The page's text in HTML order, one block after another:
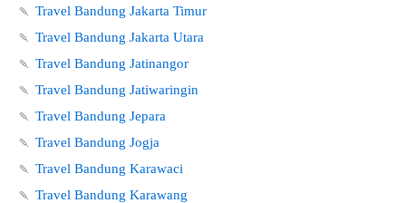
🍡 Travel Bandung Jakarta Timur
🍡 Travel Bandung Jakarta Utara
🍡 Travel Bandung Jatinangor
🍡 Travel Bandung Jatiwaringin
🍡 Travel Bandung Jepara
🍡 Travel Bandung Jogja
🍡 Travel Bandung Karawaci
🍡 Travel Bandung Karawang